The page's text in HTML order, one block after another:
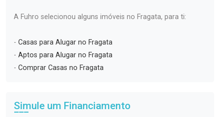
A Fuhro selecionou alguns imóveis no Fragata, para ti:
- Casas para Alugar no Fragata
- Aptos para Alugar no Fragata
- Comprar Casas no Fragata
Simule um Financiamento